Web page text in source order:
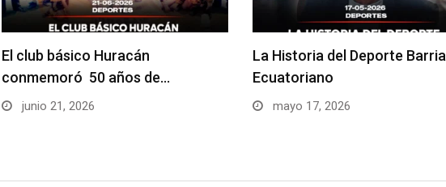
El club básico Huracán
conmemoró 50 años de…
junio 21, 2026
La Historia del Deporte Barrial
Ecuatoriano
mayo 17, 2026